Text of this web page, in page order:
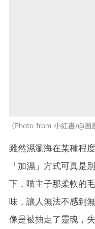
Photo from 小紅書/@團
雖然濕瀏海在某種程
「加濕」方式可真是
下，喵主子那柔軟的
味，讓人無法不感到
像是被抽走了靈魂，